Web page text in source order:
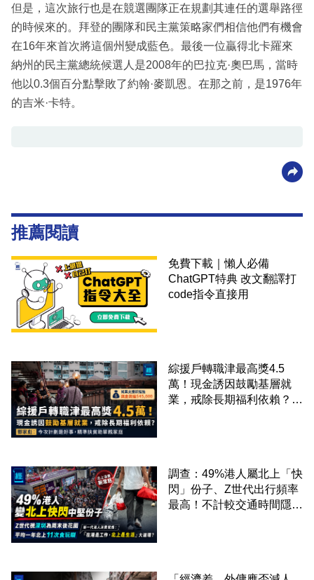
但是，這次旅行也是在競選團隊正在規劃其連任的選舉路徑
的時候來的。拜登的團隊和民主黨策略家們相信他們有機會
在16年來首次將這個州變成藍色。最後一位贏得北卡羅來
納州的民主黨總統候選人是2008年的巴拉克·奧巴馬，當時
他以0.3個百分點擊敗了約翰·麥凱恩。在那之前，是1976年
的吉米·卡特。
推薦閱讀
免費下載｜懶人必備
ChatGPT特典 改文翻譯打
code指令直接用
綜援戶轉職津最高獎4.5
萬！現金誘因鼓勵基層就
業，戒除長期福利依賴？鄧
調查：49%港人屬北上「快
閃」份子、Z世代出行頻率
最高！不計較交通時間隱形